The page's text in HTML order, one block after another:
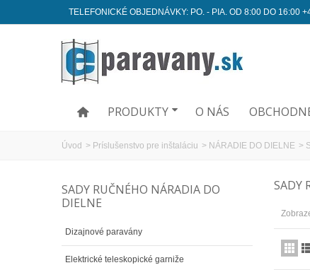
TELEFONICKÉ OBJEDNÁVKY: PO. - PIA. OD 8:00 DO 16:00
PRODUKTY O NÁS
Úvod > Príslušenstvo pre inštaláciu > NÁRADIE DO DIELNE >
SADY RUČNÉHO NÁRADIA DO
DIELNE
Dizajnové paravány
Elektrické teleskopické garniže
SADY